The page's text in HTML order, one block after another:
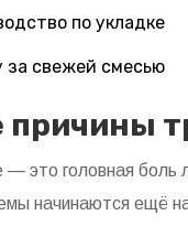
по укладке
за свежей смесью
причины
это головная боль
начинаются ещё